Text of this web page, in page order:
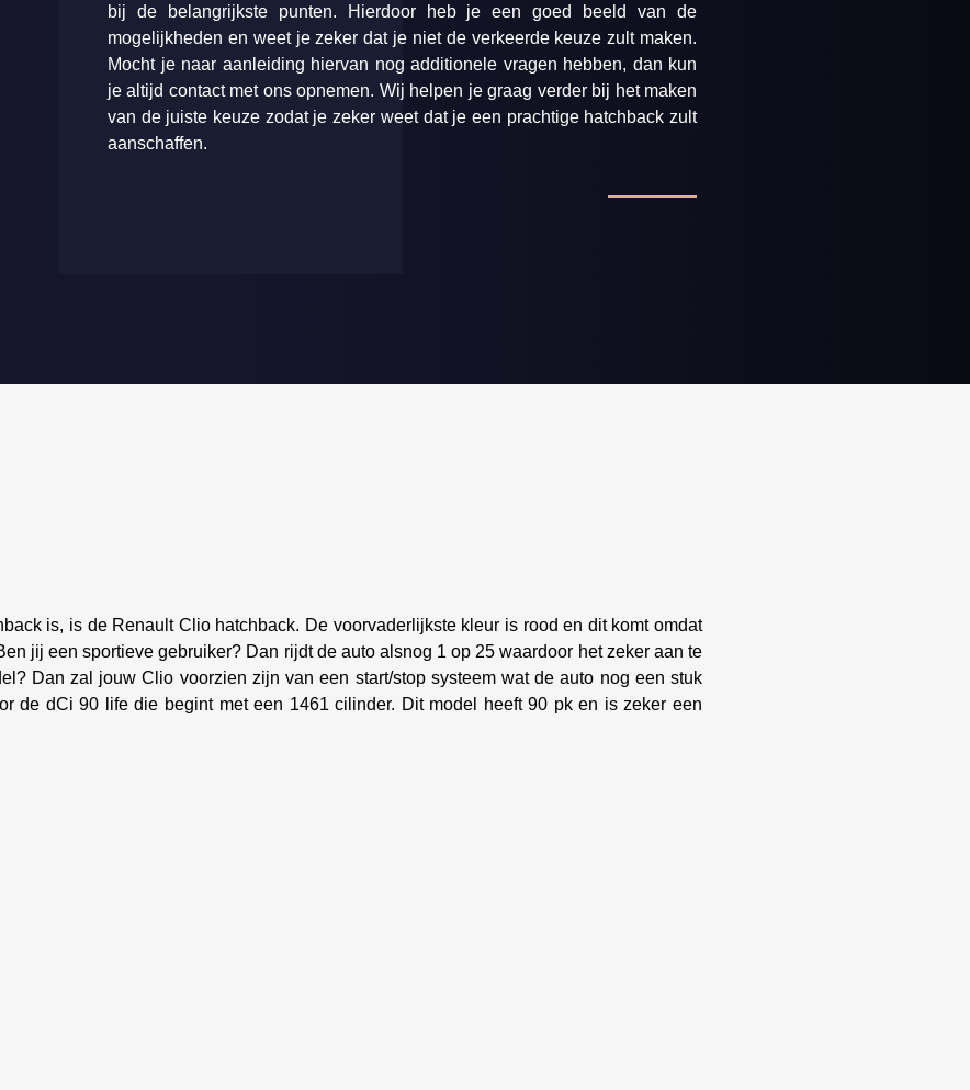
bij de belangrijkste punten. Hierdoor heb je een goed beeld van de
mogelijkheden en weet je zeker dat je niet de verkeerde keuze zult maken.
Mocht je naar aanleiding hiervan nog additionele vragen hebben, dan kun
je altijd contact met ons opnemen. Wij helpen je graag verder bij het maken
van de juiste keuze zodat je zeker weet dat je een prachtige hatchback zult
aanschaffen.
is, is de Renault Clio hatchback. De voorvaderlijkste kleur is rood en dit komt omdat
jij een sportieve gebruiker? Dan rijdt de auto alsnog 1 op 25 waardoor het zeker aan te
Dan zal jouw Clio voorzien zijn van een start/stop systeem wat de auto nog een stuk
de dCi 90 life die begint met een 1461 cilinder. Dit model heeft 90 pk en is zeker een